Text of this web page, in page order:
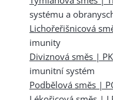
systému a
Lichořeřišnicová
imunity
Diviznová směs | PK
imunitní systém
Podbělová směs |